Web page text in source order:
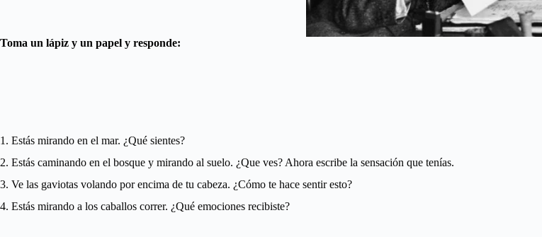
Toma un lápiz y un papel y responde:
1. Estás mirando en el mar. ¿Qué sientes?
2. Estás caminando en el bosque y mirando al suelo. ¿Que ves? Ahora escribe la sensación que tenías.
3. Ve las gaviotas volando por encima de tu cabeza. ¿Cómo te hace sentir esto?
4. Estás mirando a los caballos correr. ¿Qué emociones recibiste?